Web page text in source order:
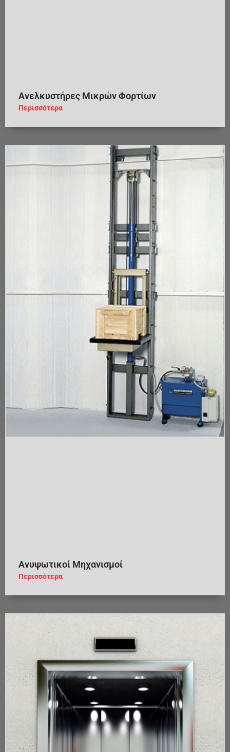
Ανελκυστήρες Μικρών Φορτίων
Περισσότερα
Ανυψωτικοί Μηχανισμοί
Περισσότερα